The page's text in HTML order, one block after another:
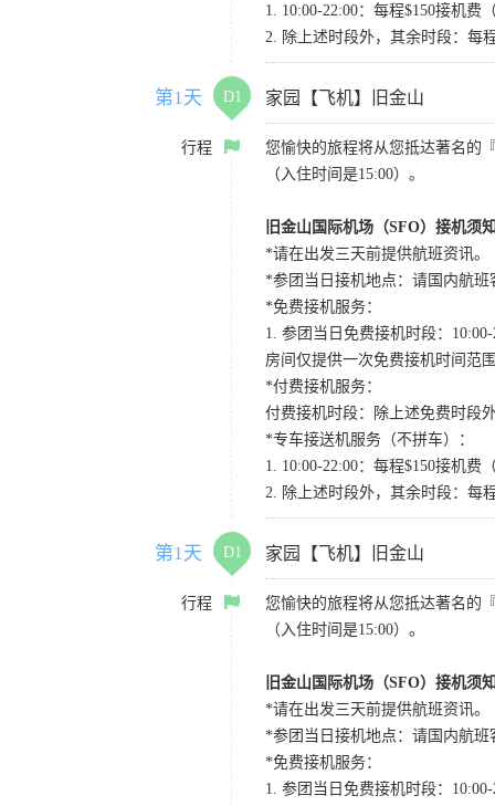
1. 10:00-22:00：每程$150接机
2. 除上述时段外，其余时段：每
第1天 D1 家园【飞机】旧金山
行程
您愉快的旅程将从您抵达著名的
（入住时间是15:00）。
旧金山国际机场（SFO）接机须
*请在出发三天前提供航班资讯。
*参团当日接机地点：请国内航班
*免费接机服务：
1. 参团当日免费接机时段：
房间仅提供一次免费接机时间范
*付费接机服务：
付费接机时段：除上述免费时段
*专车接送机服务（不拼车）：
1. 10:00-22:00：每程$150接机
2. 除上述时段外，其余时段：每
第1天 D1 家园【飞机】旧金山
行程
您愉快的旅程将从您抵达著名的
（入住时间是15:00）。
旧金山国际机场（SFO）接机须
*请在出发三天前提供航班资讯。
*参团当日接机地点：请国内航班
*免费接机服务：
1. 参团当日免费接机时段：